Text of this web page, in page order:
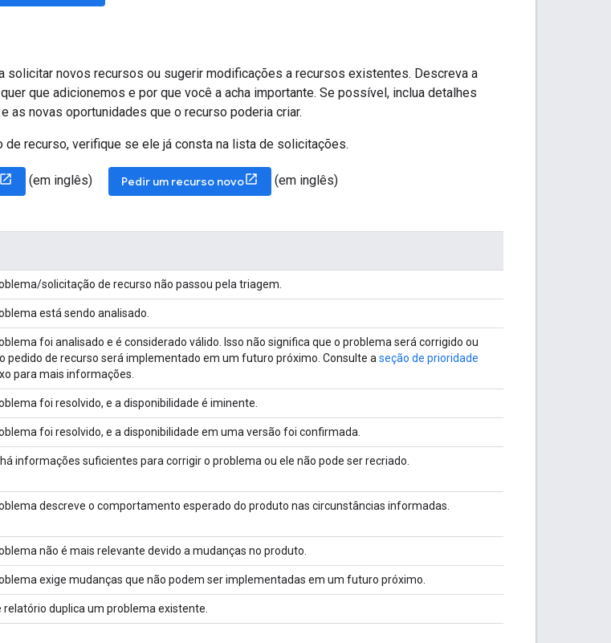
solicitar novos recursos ou sugerir modificações a recursos existentes. Descreva a
que adicionemos e por que você a acha importante. Se possível, inclua detalhes
as novas oportunidades que o recurso poderia criar.
de recurso, verifique se ele já consta na lista de solicitações.
(em inglês) Pedir um recurso novo (em inglês)
solicitação de recurso não passou pela triagem.
está sendo analisado.
foi analisado e é considerado válido. Isso não significa que o problema será corrigido ou
pedido de recurso será implementado em um futuro próximo. Consulte a seção de prioridade
para mais informações.
foi resolvido, e a disponibilidade é iminente.
foi resolvido, e a disponibilidade em uma versão foi confirmada.
há informações suficientes para corrigir o problema ou ele não pode ser recriado.
descreve o comportamento esperado do produto nas circunstâncias informadas.
não é mais relevante devido a mudanças no produto.
exige mudanças que não podem ser implementadas em um futuro próximo.
relatório duplica um problema existente.